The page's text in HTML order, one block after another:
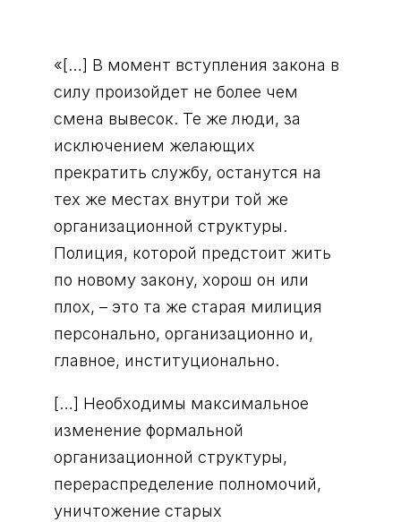
«[…] В момент вступления закона в
силу произойдет не более чем
смена вывесок. Те же люди, за
исключением желающих
прекратить службу, останутся на
тех же местах внутри той же
организационной структуры.
Полиция, которой предстоит жить
по новому закону, хорош он или
плох, – это та же старая милиция
персонально, организационно и,
главное, институционально.
[…] Необходимы максимальное
изменение формальной
организационной структуры,
перераспределение полномочий,
уничтожение старых